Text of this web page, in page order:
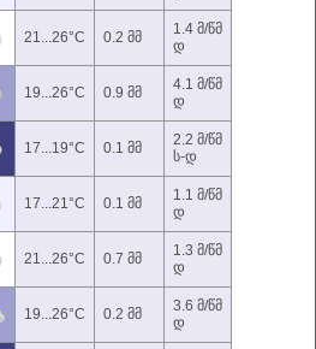
21...26°C 0.2 მმ
1.4 მ/წმ
დ
19...26°C 0.9 მმ
4.1 მ/წმ
დ
17...19°C 0.1 მმ
2.2 მ/წმ
ს-დ
17...21°C 0.1 მმ
1.1 მ/წმ
დ
21...26°C 0.7 მმ
1.3 მ/წმ
დ
19...26°C 0.2 მმ
3.6 მ/წმ
დ